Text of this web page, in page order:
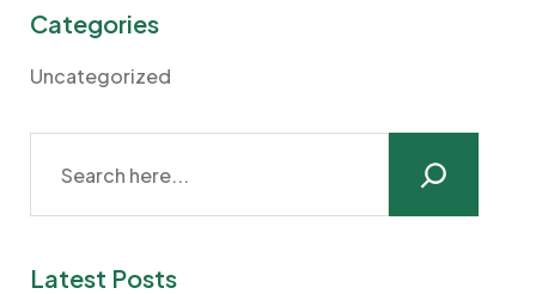
Categories
Uncategorized
Latest Posts